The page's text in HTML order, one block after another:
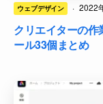
ウェブデザイン · 2022
クリエイターの
ール33個まとめ